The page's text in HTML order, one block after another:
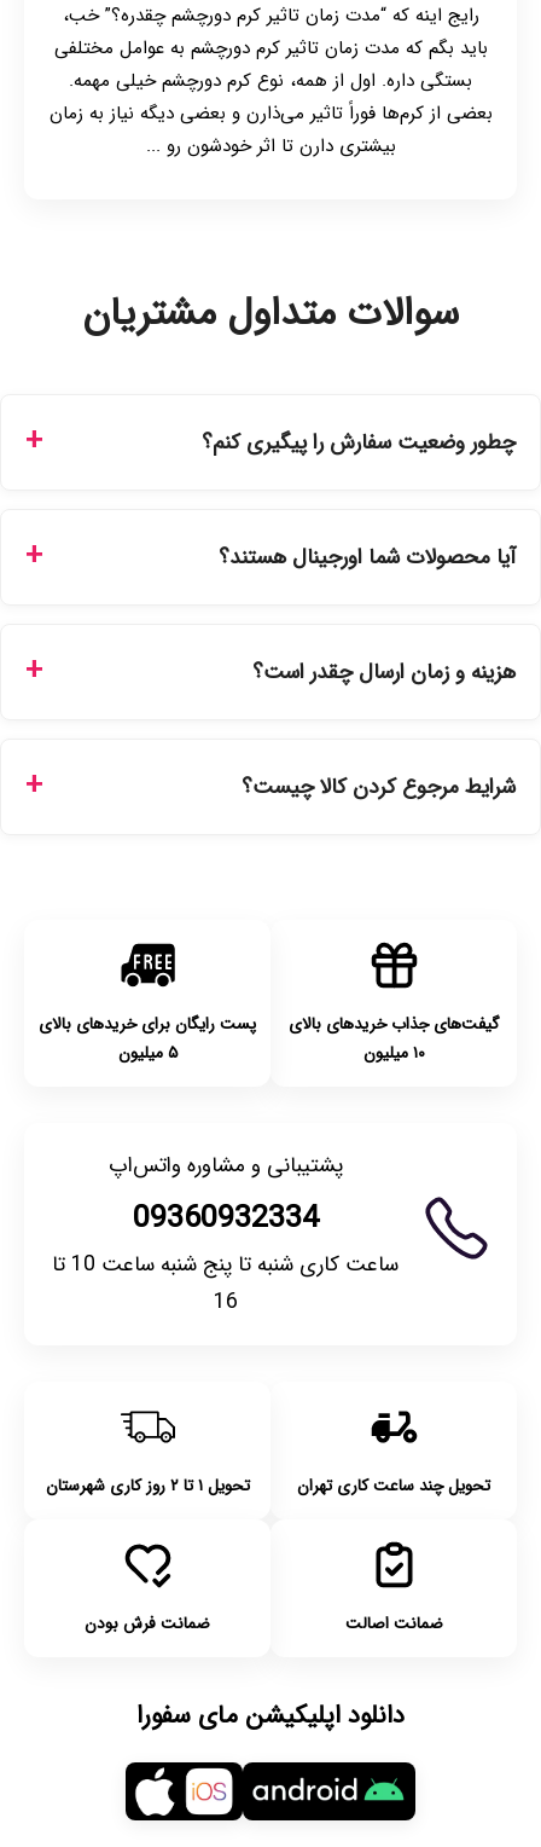
رایج اینه که “مدت زمان تاثیر کرم دورچشم چقدره؟” خب،
باید بگم که مدت زمان تاثیر کرم دورچشم به عوامل مختلفی
بستگی داره. اول از همه، نوع کرم دورچشم خیلی مهمه.
بعضی از کرم‌ها فوراً تاثیر می‌ذارن و بعضی دیگه نیاز به زمان
بیشتری دارن تا اثر خودشون رو ...
سوالات متداول مشتریان
چطور وضعیت سفارش را پیگیری کنم؟
سفارشات در سایت، وضعیت لحظه‌ای مرسوله را مشاهده کنید.
آیا محصولات شما اورجینال هستند؟
نمایندگی‌های معتبر تهیه شده و دارای بچ‌کد قابل استعلام هستند.
هزینه و زمان ارسال چقدر است؟
انتخاب کنید و برای شهرستان‌ها بین یک الی ۳ روز کاری از طریق
شرایط مرجوع کردن کالا چیست؟
گیفت‌های جذاب خریدهای بالای
۱۰ میلیون
پست رایگان برای خریدهای بالای
۵ میلیون
پشتیبانی و مشاوره واتس‌اپ
09360932334
ساعت کاری شنبه تا پنج شنبه ساعت 10 تا
16
تحویل چند ساعت کاری تهران تحویل ۱ تا ۲ روز کاری شهرستان
ضمانت اصالت ضمانت فرش بودن
دانلود اپلیکیشن مای سفورا